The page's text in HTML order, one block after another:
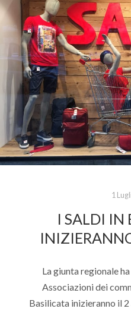
1
I SALDI IN
La giunta regionale
Associazioni dei
Basilicata inizieranno il 2